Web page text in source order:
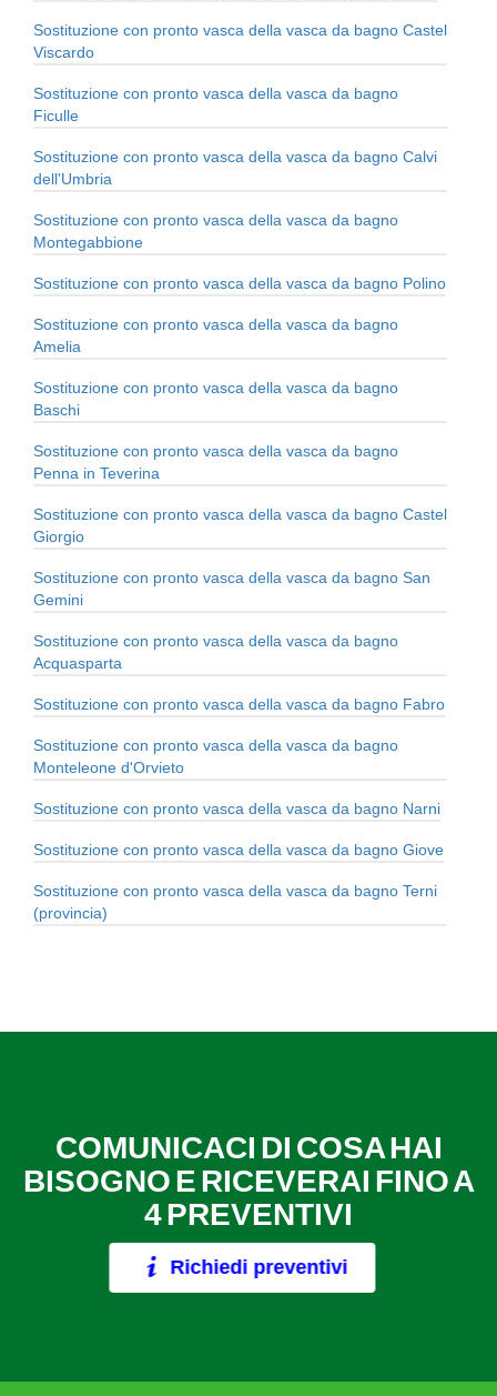
Sostituzione con pronto vasca della vasca da bagno Castel
Viscardo
Sostituzione con pronto vasca della vasca da bagno
Ficulle
Sostituzione con pronto vasca della vasca da bagno Calvi
dell'Umbria
Sostituzione con pronto vasca della vasca da bagno
Montegabbione
Sostituzione con pronto vasca della vasca da bagno Polino
Sostituzione con pronto vasca della vasca da bagno
Amelia
Sostituzione con pronto vasca della vasca da bagno
Baschi
Sostituzione con pronto vasca della vasca da bagno
Penna in Teverina
Sostituzione con pronto vasca della vasca da bagno Castel
Giorgio
Sostituzione con pronto vasca della vasca da bagno San
Gemini
Sostituzione con pronto vasca della vasca da bagno
Acquasparta
Sostituzione con pronto vasca della vasca da bagno Fabro
Sostituzione con pronto vasca della vasca da bagno
Monteleone d'Orvieto
Sostituzione con pronto vasca della vasca da bagno Narni
Sostituzione con pronto vasca della vasca da bagno Giove
Sostituzione con pronto vasca della vasca da bagno Terni
(provincia)
COMUNICACI DI COSA HAI
BISOGNO E RICEVERAI FINO A
4 PREVENTIVI
Richiedi preventivi